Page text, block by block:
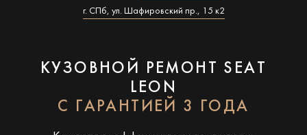
г. СПб, ул. Шафировский пр., 15 к2
КУЗОВНОЙ РЕМОНТ SEAT
LEON
С ГАРАНТИЕЙ 3 ГОДА